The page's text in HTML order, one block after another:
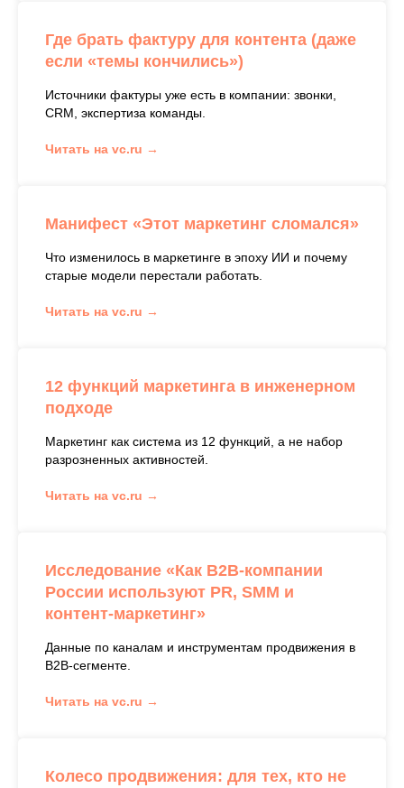
Где брать фактуру для контента (даже
если «темы кончились»)
Источники фактуры уже есть в компании: звонки,
CRM, экспертиза команды.
Читать на vc.ru →
Манифест «Этот маркетинг сломался»
Что изменилось в маркетинге в эпоху ИИ и почему
старые модели перестали работать.
Читать на vc.ru →
12 функций маркетинга в инженерном
подходе
Маркетинг как система из 12 функций, а не набор
разрозненных активностей.
Читать на vc.ru →
Исследование «Как B2B-компании
России используют PR, SMM и
контент-маркетинг»
Данные по каналам и инструментам продвижения в
B2B-сегменте.
Читать на vc.ru →
Колесо продвижения: для тех, кто не